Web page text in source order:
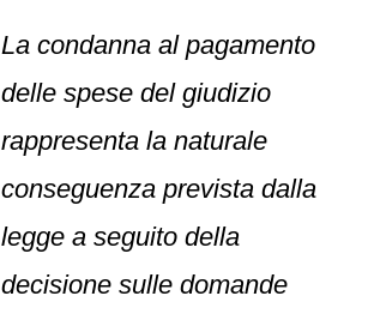
La condanna al pagamento
delle spese del giudizio
rappresenta la naturale
conseguenza prevista dalla
legge a seguito della
decisione sulle domande